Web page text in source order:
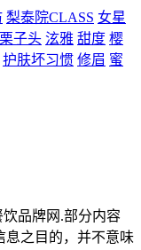
梨泰院CLASS 女星
栗子头 泫雅 甜度 樱
护肤坏习惯 修眉 蜜
饮品牌网 .部分内容
息之目的，并不意味